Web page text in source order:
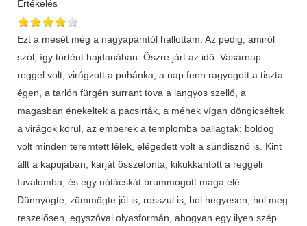
Értékelés
Ezt a mesét még a nagyapámtól hallottam. Az pedig, amiről
szól, így történt hajdanában: Õszre járt az idő. Vasárnap
reggel volt, virágzott a pohánka, a nap fenn ragyogott a tiszta
égen, a tarlón fürgén surrant tova a langyos szellő, a
magasban énekeltek a pacsirták, a méhek vígan döngicséltek
a virágok körül, az emberek a templomba ballagtak; boldog
volt minden teremtett lélek, elégedett volt a sündisznó is. Kint
állt a kapujában, karját összefonta, kikukkantott a reggeli
fuvalomba, és egy nótácskát brummogott maga elé.
Dünnyögte, zümmögte jól is, rosszul is, hol hegyesen, hol meg
reszelősen, egyszóval olyasformán, ahogyan egy ilyen szép